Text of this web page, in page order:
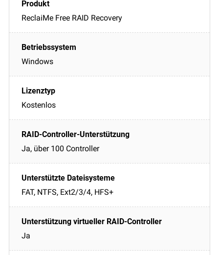
ReclaiMe Free RAID Recovery
Windows
Kostenlos
Ja, über 100 Controller
FAT, NTFS, Ext2/3/4, HFS+
Ja